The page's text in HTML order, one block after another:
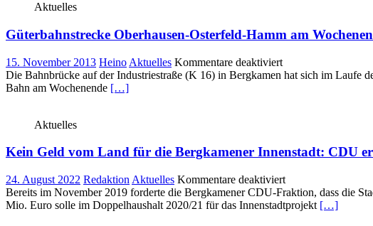
Aktion
Anti-
Aktuelles
Güterbahnstrecke Oberhausen-Osterfeld-Hamm am
15. November 2013 Heino Aktuelles Kommentare deaktiviertfür
Güterbahnstrecke
komplett
Die Bahnbrücke auf der Industriestraße (K 16) in Bergkamen hat sich im Laufe
Bahn am Wochenende […]
Aktuelles
Kein Geld vom Land für die Bergkamener Innenstadt: CDU
24. August 2022 Redaktion Aktuelles Kommentare deaktiviertfür
Kein
Geld
Bereits im November 2019 forderte die Bergkamener CDU-Fraktion, dass die
Mio. Euro solle im Doppelhaushalt 2020/21 für das Innenstadtprojekt […]